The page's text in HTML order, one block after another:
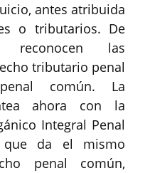
antes atribuida
o tributarios. De
las
tributario penal
común. La
ahora con la
Integral Penal
que da el mismo
penal común,